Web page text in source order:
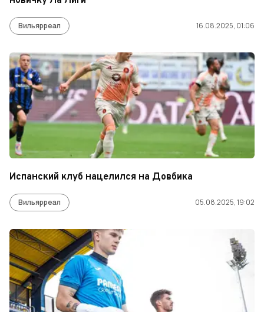
Вильярреал 16.08.2025, 01:06
Испанский клуб нацелился на Довбика
Вильярреал 05.08.2025, 19:02